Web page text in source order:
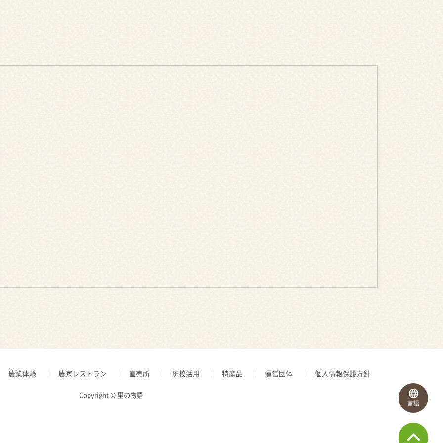
農業体験 農家レストラン 直売所 廃校活用 特産品 運営団体 個人情報保護方針
Copyright © 里の物語
言語